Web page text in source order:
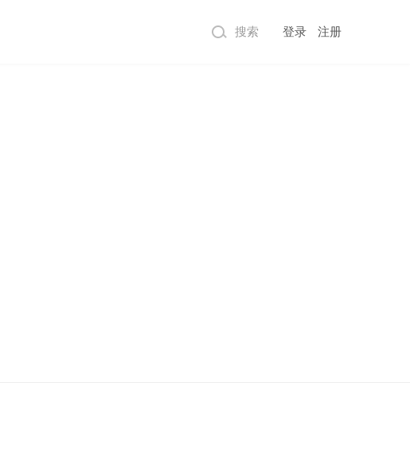
登录 注册
搜索